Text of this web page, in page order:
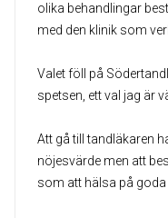
olika behandlingar
med den klinik som
Valet föll på
spetsen, ett val jag är
Att gå till tandläkaren
nöjesvärde men att
som att hälsa på goda